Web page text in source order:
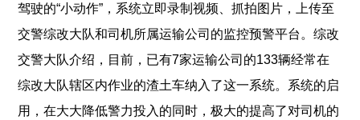
驾驶的“小动作”，系统立即录制视频、抓拍图片，上传至
交警综改大队和司机所属运输公司的监控预警平台。综改
交警大队介绍，目前，已有7家运输公司的133辆经常在
综改大队辖区内作业的渣土车纳入了这一系统。系统的启
用，在大大降低警力投入的同时，极大的提高了对司机的